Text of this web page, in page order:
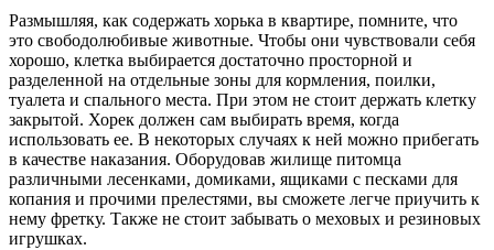
Размышляя, как содержать хорька в квартире, помните, что
это свободолюбивые животные. Чтобы они чувствовали себя
хорошо, клетка выбирается достаточно просторной и
разделенной на отдельные зоны для кормления, поилки,
туалета и спального места. При этом не стоит держать клетку
закрытой. Хорек должен сам выбирать время, когда
использовать ее. В некоторых случаях к ней можно прибегать
в качестве наказания. Оборудовав жилище питомца
различными лесенками, домиками, ящиками с песками для
копания и прочими прелестями, вы сможете легче приучить к
нему фретку. Также не стоит забывать о меховых и резиновых
игрушках.